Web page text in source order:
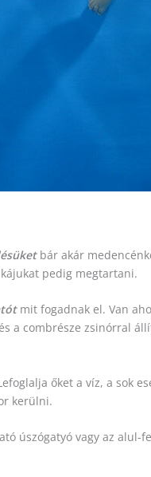
bár akár
pedig megtartani.
mit fogadnak el. Van
a combrésze zsinórral
őket a víz, a sok
kerülni.
úszógatyó vagy az alul-